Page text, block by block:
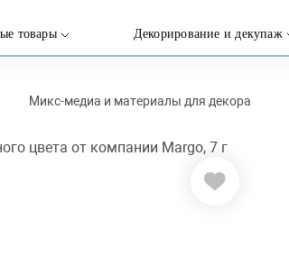
товары Декорирование и декупаж
Микс-медиа и материалы для декора